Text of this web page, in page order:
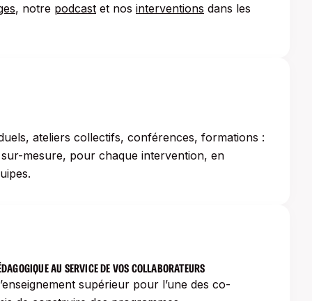
, notre podcast et nos interventions dans les
ateliers collectifs, conférences, formations :
mesure, pour chaque intervention, en
AU SERVICE DE VOS COLLABORATEURS
supérieur pour l’une des co-